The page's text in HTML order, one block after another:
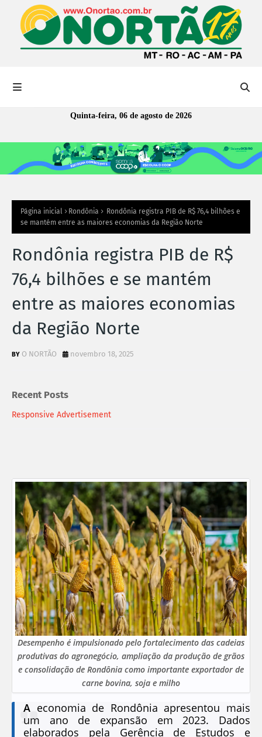
Quinta-feira, 06 de agosto de 2026
Página inicial Rondônia
Rondônia registra PIB de R$ 76,4 bilhões e
se mantém entre as maiores economias da Região Norte
Rondônia registra PIB de R$
76,4 bilhões e se mantém
entre as maiores economias
da Região Norte
O NORTÃO novembro 18, 2025
Recent Posts
Responsive Advertisement
Desempenho é impulsionado pelo fortalecimento das cadeias
produtivas do agronegócio, ampliação da produção de grãos
e consolidação de Rondônia como importante exportador de
carne bovina, soja e milho
A economia de Rondônia apresentou mais
um ano de expansão em 2023. Dados
elaborados pela Gerência de Estudos e